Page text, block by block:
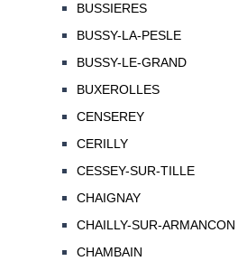
BUSSIERES
BUSSY-LA-PESLE
BUSSY-LE-GRAND
BUXEROLLES
CENSEREY
CERILLY
CESSEY-SUR-TILLE
CHAIGNAY
CHAILLY-SUR-ARMANCON
CHAMBAIN